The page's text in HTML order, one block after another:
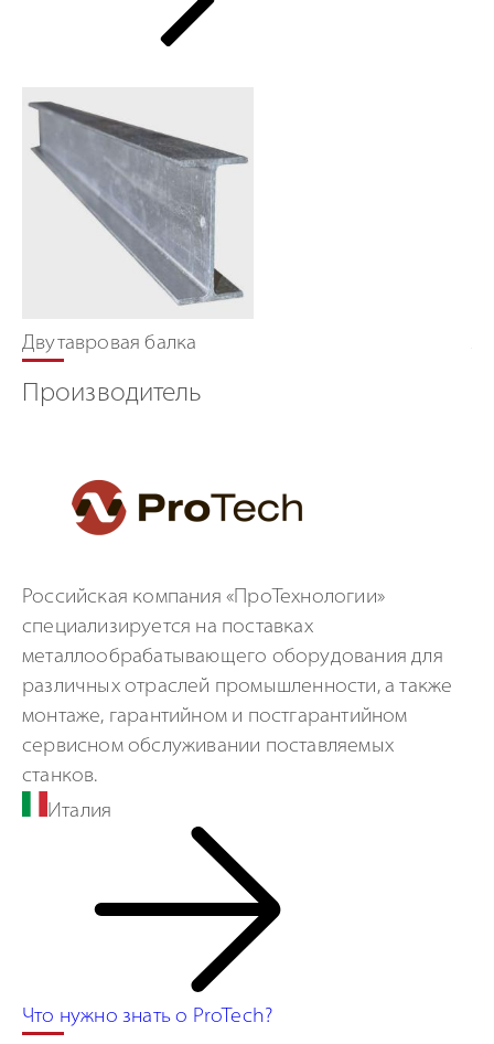
Двутавровая балка
Производитель
Российская компания «ПроТехнологии»
специализируется на поставках
металлообрабатывающего оборудования для
различных отраслей промышленности, а также
монтаже, гарантийном и постгарантийном
сервисном обслуживании поставляемых
станков.
Италия
Что нужно знать о ProTech?